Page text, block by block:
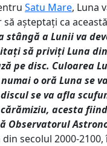
Satu Mare, Luna
așteptați ca
stângă a Lunii va
să priviți Luna
pe disc. Culoarea
o oră Luna se
se va afla
acesta
secolul 2000-